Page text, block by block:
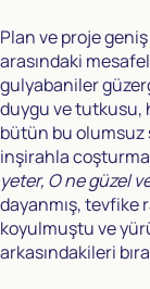
Plan ve proje
arasındaki
gulyabaniler
duygu ve tutkusu,
bütün bu
inşirahla
yeter, O ne güzel
dayanmış, tevfike
koyulmuştu ve
arkasındakileri